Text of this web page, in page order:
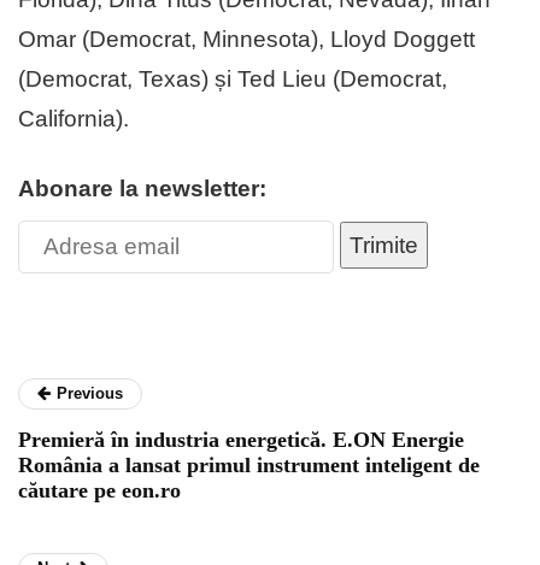
Omar (Democrat, Minnesota), Lloyd Doggett
(Democrat, Texas) și Ted Lieu (Democrat,
California).
Abonare la newsletter:
Trimite
Previous
Premieră în industria energetică. E.ON Energie
România a lansat primul instrument inteligent de
căutare pe eon.ro